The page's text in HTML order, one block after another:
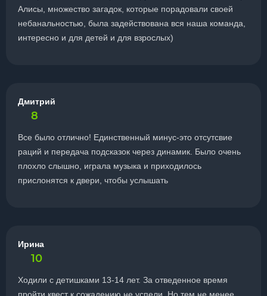
Алисы, множество загадок, которые порадовали своей
небанальностью, была задействована вся наша команда,
интересно и для детей и для взрослых)
Дмитрий
8
Все было отлично! Единственный минус-это отсутсвие
раций и передача подсказок через динамик. Было очень
плохло слышно, играла музыка и приходилось
прислонятся к двери, чтобы услышать
Ирина
10
Ходили с детишками 13-14 лет. За отведенное время